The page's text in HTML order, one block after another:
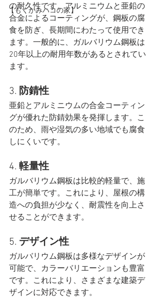
【もくかみハコの家】
の耐久性です。アルミニウムと亜鉛の
合金によるコーティングが、鋼板の腐
食を防ぎ、長期間にわたって使用でき
ます。一般的に、ガルバリウム鋼板は
20年以上の耐用年数があるとされてい
ます。
3. 防錆性
亜鉛とアルミニウムの合金コーティン
グが優れた防錆効果を発揮します。こ
のため、雨や湿気の多い地域でも腐食
しにくいです。
4. 軽量性
ガルバリウム鋼板は比較的軽量で、施
工が簡単です。これにより、屋根の構
造への負担が少なく、耐震性を向上さ
せることができます。
5. デザイン性
ガルバリウム鋼板は多様なデザインが
可能で、カラーバリエーションも豊富
です。これにより、さまざまな建築デ
ザインに対応できます。